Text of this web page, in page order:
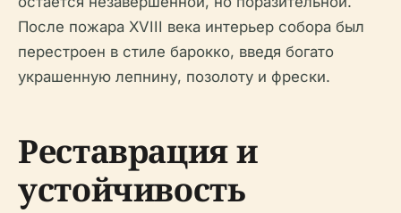
После пожара XVIII века интерьер собора был
перестроен в стиле барокко, введя богато
украшенную лепнину, позолоту и фрески.
Реставрация и
устойчивость